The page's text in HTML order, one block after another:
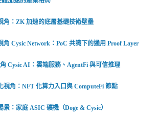
角：ZK 加速的底層基礎技術壁壘
角 Cysic Network：PoC 共識下的通用 Proof Layer
Cysic AI：雲端服務、AgentFi 與可信推理
視角：NFT 化算力入口與 ComputeFi 節點
景：家庭 ASIC 礦機（Doge & Cysic）